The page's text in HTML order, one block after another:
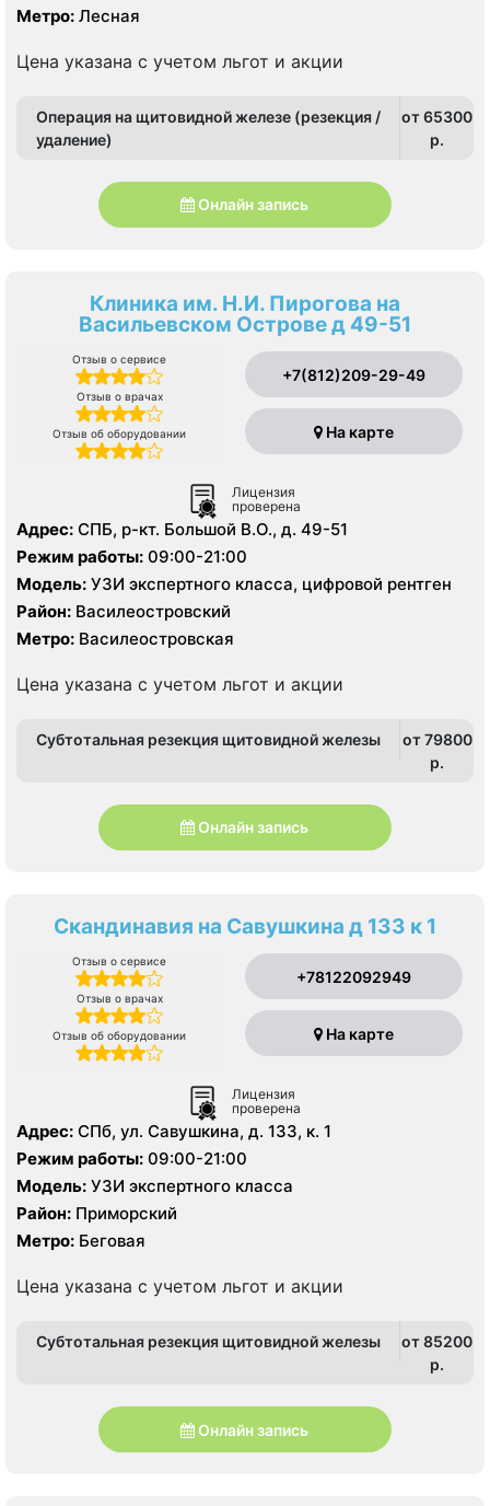
Метро: Лесная
Цена указана с учетом льгот и акции
Операция на щитовидной железе (резекция /
удаление)
от 65300
p.
Онлайн запись
Клиника им. Н.И. Пирогова на
Васильевском Острове д 49-51
Отзыв о сервисе
Отзыв о врачах
Отзыв об оборудовании
+7(812)209-29-49
На карте
Лицензия
проверена
Адрес: СПБ, р-кт. Большой В.О., д. 49-51
Режим работы: 09:00-21:00
Модель: УЗИ экспертного класса, цифровой рентген
Район: Василеостровский
Метро: Василеостровская
Цена указана с учетом льгот и акции
Субтотальная резекция щитовидной железы
от 79800
p.
Онлайн запись
Скандинавия на Савушкина д 133 к 1
Отзыв о сервисе
Отзыв о врачах
Отзыв об оборудовании
+78122092949
На карте
Лицензия
проверена
Адрес: СПб, ул. Савушкина, д. 133, к. 1
Режим работы: 09:00-21:00
Модель: УЗИ экспертного класса
Район: Приморский
Метро: Беговая
Цена указана с учетом льгот и акции
Субтотальная резекция щитовидной железы
от 85200
p.
Онлайн запись